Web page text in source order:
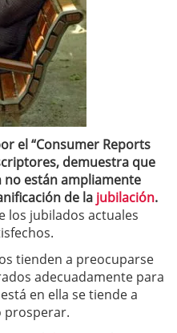
el “Consumer Reports
demuestra que
no están ampliamente
de la jubilación.
los jubilados actuales
tienden a preocuparse
adecuadamente para
en ella se tiende a
prosperar.